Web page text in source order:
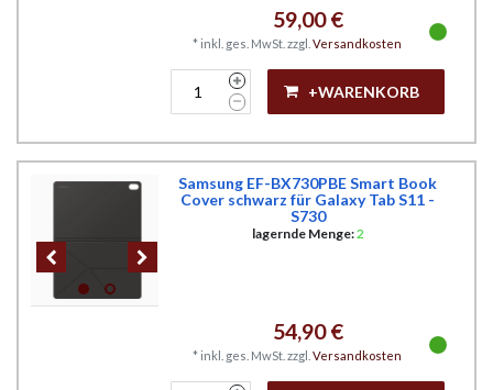
59,00 €
* inkl. ges. MwSt. zzgl. Versandkosten
+WARENKORB
Samsung EF-BX730PBE Smart Book
Cover schwarz für Galaxy Tab S11 -
S730
lagernde Menge:2
54,90 €
* inkl. ges. MwSt. zzgl. Versandkosten